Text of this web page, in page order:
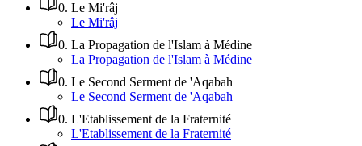
0. Le Mi'râj
Le Mi'râj
0. La Propagation de l'Islam à Médine
La Propagation de l'Islam à Médine
0. Le Second Serment de 'Aqabah
Le Second Serment de 'Aqabah
0. L'Etablissement de la Fraternité
L'Etablissement de la Fraternité